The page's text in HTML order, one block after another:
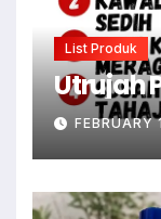
List Produk
Utrujah